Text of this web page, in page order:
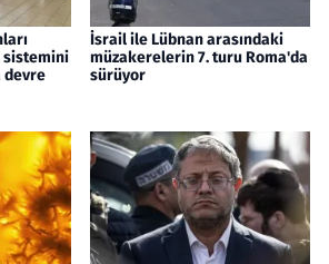
sistemini
devre
İsrail ile Lübnan arasındaki
müzakerelerin 7. turu Roma'da
sürüyor